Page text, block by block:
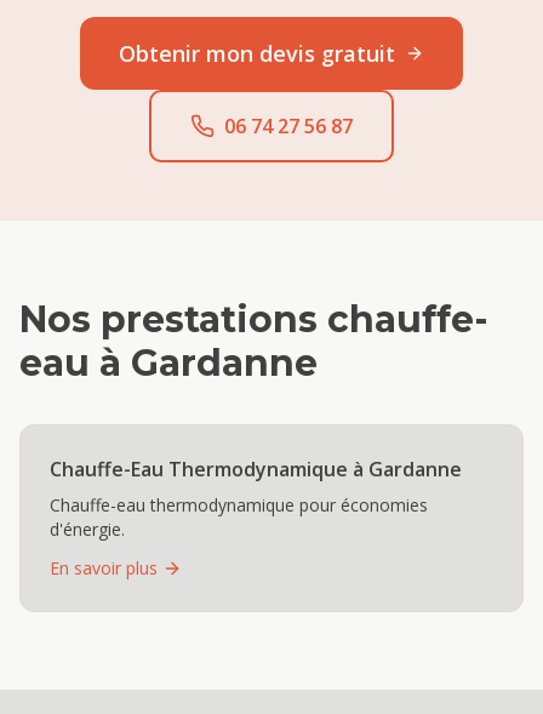
Obtenir mon devis gratuit
06 74 27 56 87
Nos prestations chauffe-
eau à Gardanne
Chauffe-Eau Thermodynamique à Gardanne
Chauffe-eau thermodynamique pour économies
d'énergie.
En savoir plus